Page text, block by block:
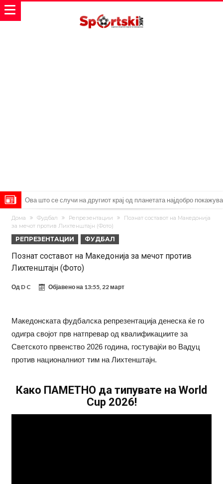
Феран Торес кажал “да” на Пари Сен Жермен
Јувентус го сака Рајндерс, но под еден услов
ПСЖ и Ливерпул имаат доверба дека ќе постигнат договор за
Манчестер Сити веќе му најде замена на Родри, и тоа во голем
ривал!
Само два играчи во историјата на фудбалот го
другиот?
Истината излезе на виделина: Родри како никој никогаш го понижи
Реал, подобро да не доаѓа во Мадрид!
Пресврт во трансферот на Ромеро? Интер нема доволно
средства, Атлетико ја следи ситуацијата
Дома Фудбал Репрезентации
Познат составот на Македонија
за мечот против Лихтенштајн (Фото)
РЕПРЕЗЕНТАЦИИ ФУДБАЛ
Познат составот на Македонија за мечот против
Лихтенштајн (Фото)
Од D C Објавено на 13:55, 22 март
Македонската фудбалска репрезентација денеска ќе го
одигра својот прв натпревар од квалификациите за
Светското првенство 2026 година, гостувајќи во Вадуц
против националниот тим на Лихтенштајн.
Како ПАМЕТНО да типувате на World
Cup 2026!